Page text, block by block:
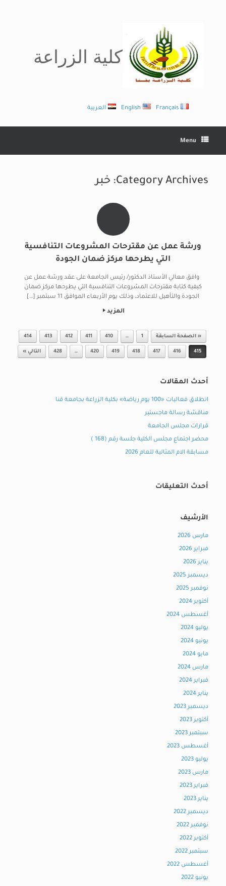
كلية الزراعة
العربية English Français
Menu
Category Archives: خبر
ورشة عمل عن مقترحات المشروعات التنافسية
التي يطرحها مركز ضمان الجودة
وافق معالي الأستاذ الدكتور/ رئيس الجامعة على عقد ورشة عمل عن
كيفية كتابة مقترحات المشروعات التنافسية التي يطرحها مركز ضمان
الجودة والتأهيل للاعتماد، وذلك يوم الأربعاء الموافق 11 سبتمبر […]
المزيد
Post navigation
« الصفحة السابقة 1
…
410
411
412
413
414
415
416
417
418
419
420
…
428 التالي »
أحدث المقالات
انطلاق فعاليات «100 يوم رياضة» بكلية الزراعة بجامعة قنا
مناقشة رسالة ماجستير
قرارات مجلس الجامعة
محضر اجتماع مجلس الكلية جلسة رقم (168 )
مسابقة الام المثالية للعام 2026
أحدث التعليقات
الأرشيف
مارس 2026
فبراير 2026
يناير 2026
ديسمبر 2025
نوفمبر 2025
أكتوبر 2024
أغسطس 2024
يوليو 2024
يونيو 2024
مايو 2024
مارس 2024
فبراير 2024
يناير 2024
ديسمبر 2023
أكتوبر 2023
سبتمبر 2023
أغسطس 2023
يوليو 2023
مارس 2023
فبراير 2023
يناير 2023
ديسمبر 2022
نوفمبر 2022
أكتوبر 2022
سبتمبر 2022
أغسطس 2022
يونيو 2022